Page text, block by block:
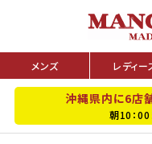
メンズ レディー
沖縄県内に6店
朝10：